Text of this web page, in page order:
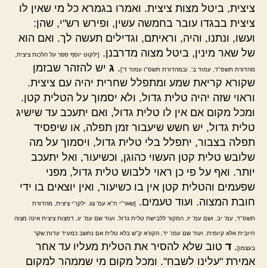
ציצית, ביטל מצות ציצית. ואמרו בגמרא כל מי שאין לו
ציצית בבגדו עובר בחמשה עשין, ופירש רש"י, שהן:
ועשו, ונתנו, והיה, וראיתם, וגדילים תעשה לך. ואם הוא
של שאר מינין, ביטל מצוה מדרבנן.
[ילקוט יוסף ספר על הלכות ציצית,
מהדורת תשס"ד, עמוד ב'. ובמהדורת תשס"ו עמוד ד']. ג יש להזהר שבזמן
שקורא קריאת שמע ומתפלל שחרית יהיה עם ציצית.
וראוי שזה יהיה טלית גדול, ולא יסמוך על הטלית קטן.
ומכל מקום אם אין לו טלית גדול, ואם יתעכב עד שישיג
טלית גדול, יש חשש שיעבור זמן תפלה, או שיפסיד
תפלה בצבור, יתפלל בלי טלית גדול, ויסמוך על מה
שלובש טלית קטן העשוי כהוגן, וכשיעור, ואל יתעכב
יותר. ואף על פי כן ראוי ללבוש טלית גדול, מפני
שפעמים והטלית קטן אין בו כשיעור, ואין יוצאים בו ידי
חובת המצוה. ועוד טעמים.
[שאר"י ח"א עמ' צג. ילקו"י ציצית, מהדורת
תשס"ד, עמ' יב. ושם עמ' יז, המקור ללבישת טלית גדול. ועוד שם עמ' יג, דמצות ציצית אינה מצוה
חיובית אלא קיומית. ועוד שם עמו' יד, הקורא ק"ש בלא טלית אם נחשב כמעיד עדות שקר
בעצמו]. ד טוב שלא להסיר את הטלית מעליו עד אחר
אמירת "עלינו לשבח". ומכל מקום מי שממהר למקום